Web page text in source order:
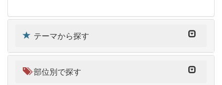
テーマから探す
部位別で探す